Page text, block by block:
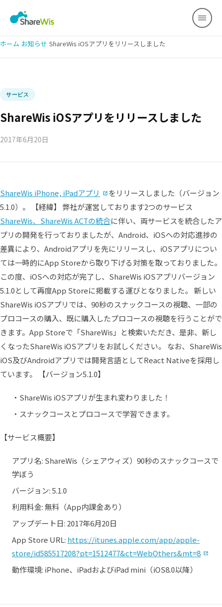
ホーム お知らせ ShareWis iOSアプリをリリースしました
サービス
ShareWis iOSアプリをリリースしました
2017年6月20日
ShareWis iPhone, iPadアプリ （別タブで開く）
をリリースしました（バージョン
5.1.0）。 【経緯】 弊社が運営しております2つのサービス
ShareWis、ShareWis ACTの統合に伴い、両サービスを統合したア
プリの開発を行っておりましたが、Android、iOSへの対応進捗の
差異により、Androidアプリを先にリリースし、iOSアプリについ
ては一時的にApp Storeから取り下げる対策を取っておりました。
この度、iOSへの対応が完了し、ShareWis iOSアプリバージョン
5.1.0として再度App Storeに掲載する運びとなりました。 新しい
ShareWis iOSアプリでは、90秒のスナックコースの視聴、一部の
プロコースの購入、既に購入したプロコースの視聴を行うことがで
きます。App Storeで「ShareWis」と検索いただき、是非、新し
くなったShareWis iOSアプリをお試しください。 なお、ShareWis
iOS及びAndroidアプリでは開発言語としてReact Nativeを採用し
ています。 【バージョン5.1.0】
・ShareWis iOSアプリが生まれ変わりました！
・スナックコースとプロコースで学習できます。
【サービス概要】
アプリ名: ShareWis（シェアウィズ）90秒のスナックコースで
学ぼう
バージョン: 5.1.0
利用料金: 無料（App内課金あり）
アップデート日: 2017年6月20日
App Store URL: https://itunes.apple.com/app/apple-
store/id585517208?pt=1512477&ct=WebOthers&mt=8
動作環境: iPhone、iPadおよびiPad mini（iOS8.0以降）